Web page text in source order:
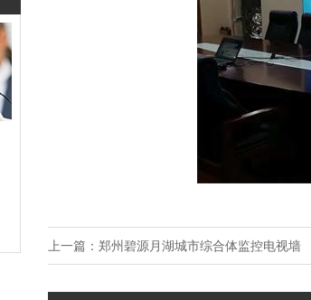
上一篇： 郑州碧源月湖城市综合体监控电视墙